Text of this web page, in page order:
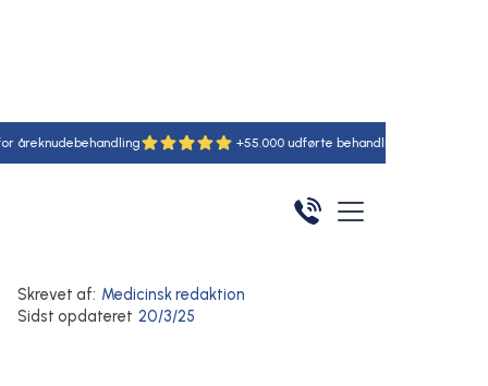
+55.000 udførte behandlinger
Hjem/Artikler/Her
Åreknuder i underlivet
Skrevet af: Medicinsk redaktion
Sidst opdateret 20/3/25